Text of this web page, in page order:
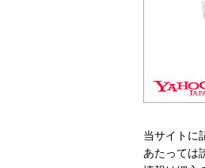
当サイトに
あたっては